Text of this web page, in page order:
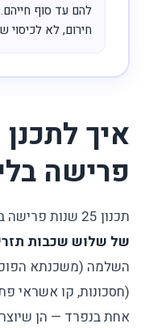
להם עד סוף
חירום, לא לכיסוי
פרישה
תכנון 25 שנות פרישה בלי לחיות בלחץ כלכלי דורש
של שלוש שכבות
השלמה (משכנתא
(חסכונות, קו אשראי
אחת בנפרד — הן